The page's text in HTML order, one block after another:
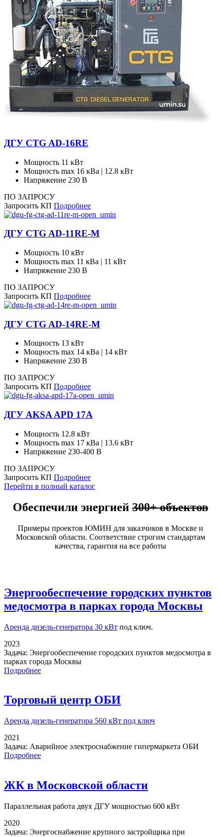
ДГУ CTG AD-16RE
Мощность 11 кВт
Мощность max 16 кВа | 12.8 кВт
Напряжение 230 В
ПО ЗАПРОСУ
Запросить КП Подробнее
ДГУ CTG AD-11RE-M
Мощность 10 кВт
Мощность max 11 кВа | 11 кВт
Напряжение 230 В
ПО ЗАПРОСУ
Запросить КП Подробнее
ДГУ CTG AD-14RE-M
Мощность 13 кВт
Мощность max 14 кВа | 14 кВт
Напряжение 230 В
ПО ЗАПРОСУ
Запросить КП Подробнее
ДГУ AKSA APD 17A
Мощность 12.8 кВт
Мощность max 17 кВа | 13.6 кВт
Напряжение 230-400 В
ПО ЗАПРОСУ
Запросить КП Подробнее
Перейти в полный каталог
Обеспечили энергией 300+ объектов
Примеры проектов ЮМИН для заказчиков в Москве и
Московской области. Соответствие строгим стандартам
качества, гарантия на все работы
Энергообеспечение городских пунктов
медосмотра в парках города Москвы
Аренда дизель-генератора 30 кВт под ключ.
2023
Задача: Энергообеспечение городских пунктов медосмотра в
парках города Москвы
Подробнее
Торговый центр ОБИ
Аренда дизель-генератора 560 кВт под ключ
2021
Задача: Аварийное электроснабжение гипермаркета ОБИ
Подробнее
ЖК в Московской области
Параллельная работа двух ДГУ мощностью 600 кВт
2020
Задача: Энергоснабжение крупного застройщика при